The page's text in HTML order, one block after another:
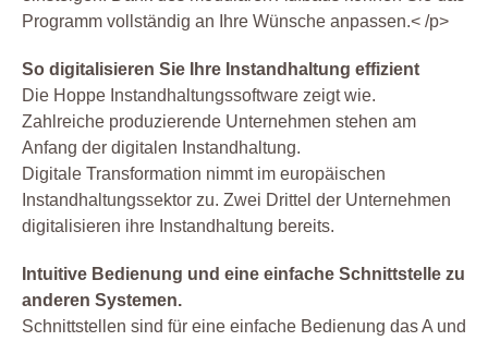
Programm vollständig an Ihre Wünsche anpassen.< /p>
So digitalisieren Sie Ihre Instandhaltung effizient
Die Hoppe Instandhaltungssoftware zeigt wie.
Zahlreiche produzierende Unternehmen stehen am
Anfang der digitalen Instandhaltung.
Digitale Transformation nimmt im europäischen
Instandhaltungssektor zu. Zwei Drittel der Unternehmen
digitalisieren ihre Instandhaltung bereits.
Intuitive Bedienung und eine einfache Schnittstelle zu
anderen Systemen.
Schnittstellen sind für eine einfache Bedienung das A und